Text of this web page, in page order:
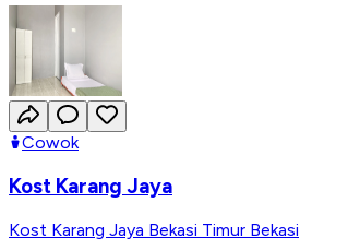
Cowok
Kost Karang Jaya
Kost Karang Jaya Bekasi Timur Bekasi